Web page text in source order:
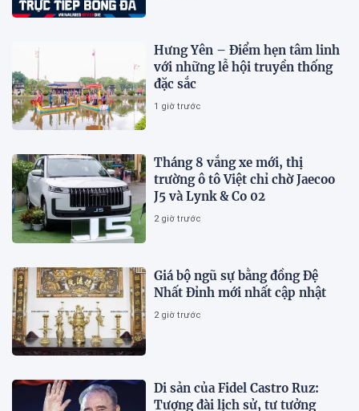
Hưng Yên – Điểm hẹn tâm linh
với những lễ hội truyền thống
đặc sắc
1 giờ trước
Tháng 8 vắng xe mới, thị
trường ô tô Việt chỉ chờ Jaecoo
J5 và Lynk & Co 02
2 giờ trước
Giá bộ ngũ sự bằng đồng Đệ
Nhất Đỉnh mới nhất cập nhật
2 giờ trước
Di sản của Fidel Castro Ruz:
Tượng đài lịch sử, tư tưởng